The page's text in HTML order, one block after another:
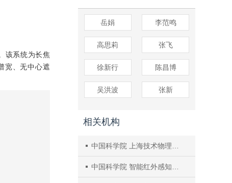
该系统为长焦
宽、无中心遮
岳娟 李范鸣
高思莉 张飞
徐新行 陈昌博
吴洪波 张新
相关机构
中国科学院 上海技术物理研究所
中国科学院 智能红外感知重点实验室